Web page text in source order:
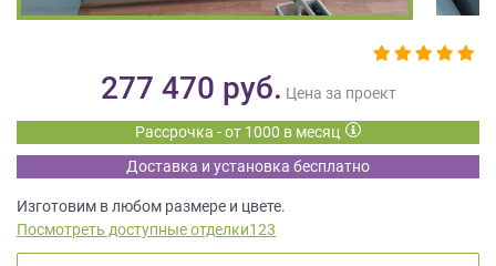
277 470 руб. Цена за проект
Рассрочка - от 1000 в месяц
Доставка и установка бесплатно
Изготовим в любом размере и цвете.
Посмотреть доступные отделки123
обработки
персональных
данных.